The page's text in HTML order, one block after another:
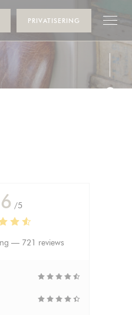
PRIVATISERING
/5
— 721 reviews